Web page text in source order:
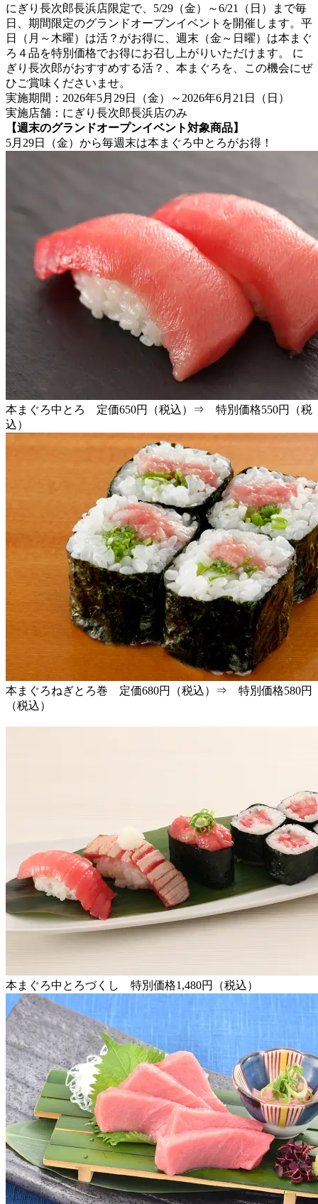
にぎり長次郎長浜店限定で、5/29（金）～6/21（日）まで毎
日、期間限定のグランドオープンイベントを開催します。平
日（月～木曜）は活？がお得に、週末（金～日曜）は本まぐ
ろ４品を特別価格でお得にお召し上がりいただけます。 に
ぎり長次郎がおすすめする活？、本まぐろを、この機会にぜ
ひご賞味くださいませ。
実施期間：2026年5月29日（金）～2026年6月21日（日）
実施店舗：にぎり長次郎長浜店のみ
【週末のグランドオープンイベント対象商品】
5月29日（金）から毎週末は本まぐろ中とろがお得！
本まぐろ中とろ 定価650円（税込）⇒ 特別価格550円（税
込）
本まぐろねぎとろ巻 定価680円（税込）⇒ 特別価格580円
（税込）
本まぐろ中とろづくし 特別価格1,480円（税込）